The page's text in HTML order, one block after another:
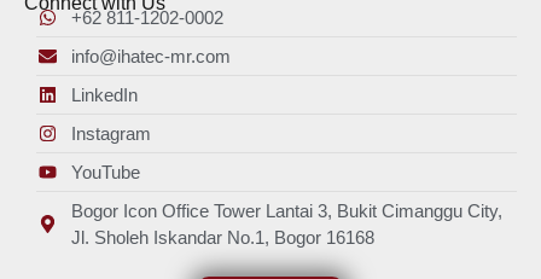
+62 811-1202-0002
info@ihatec-mr.com
LinkedIn
Instagram
YouTube
Bogor Icon Office Tower Lantai 3, Bukit Cimanggu City,
Jl. Sholeh Iskandar No.1, Bogor 16168